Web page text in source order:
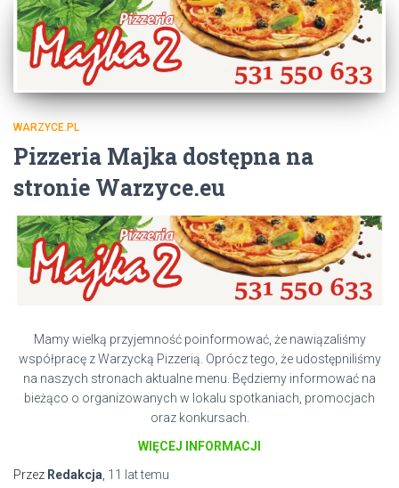
WARZYCE.PL
Pizzeria Majka dostępna na
stronie Warzyce.eu
Mamy wielką przyjemność poinformować, że nawiązaliśmy
współpracę z Warzycką Pizzerią. Oprócz tego, że udostępniliśmy
na naszych stronach aktualne menu. Będziemy informować na
bieżąco o organizowanych w lokalu spotkaniach, promocjach
oraz konkursach.
WIĘCEJ INFORMACJI
Przez Redakcja 11 lattemu